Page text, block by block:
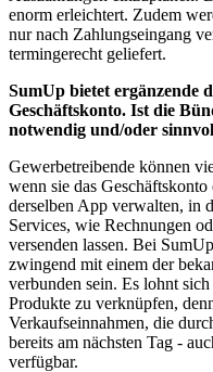
enorm erleichtert. Zudem
nur nach Zahlungseingang
termingerecht geliefert.
SumUp bietet ergänzende
Geschäftskonto. Ist die
notwendig und/oder
Gewerbetreibende können
wenn sie das
derselben App verwalten, in
Services, wie Rechnungen
versenden lassen. Bei
zwingend mit einem der
verbunden sein. Es lohnt
Produkte zu verknüpfen,
Verkaufseinnahmen, die
bereits am nächsten Tag -
verfügbar.